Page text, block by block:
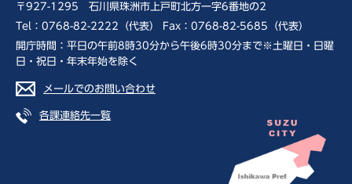
〒927-1295 石川県珠洲市上戸町北方一字6番地の2
Tel：0768-82-2222（代表） Fax：0768-82-5685（代表）
開庁時間：平日の午前8時30分から午後6時30分まで※土曜日・日曜
日・祝日・年末年始を除く
メールでのお問い合わせ
各課連絡先一覧